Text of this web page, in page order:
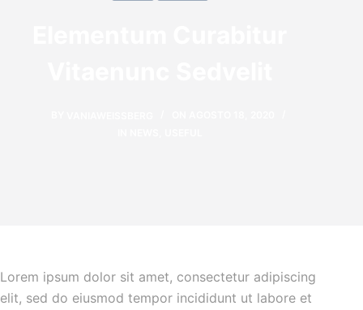
Lorem ipsum dolor sit amet, consectetur adipiscing
elit, sed do eiusmod tempor incididunt ut labore et